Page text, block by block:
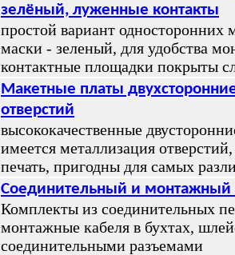
зелёный, луженные контакты
простой вариант односторонних
маски - зеленый, для удобства
контактные площадки покрыты
Макетные платы
отверстий
высококачественные
имеется металлизация
печать, пригодны для самых
Соединительный и монтажный
Комплекты из соединительных
монтажные кабеля в бухтах,
соединительными разъемами